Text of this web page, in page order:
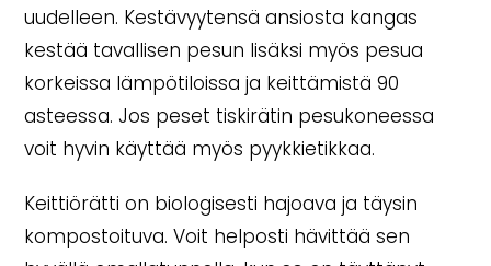
uudelleen. Kestävyytensä ansiosta kangas
kestää tavallisen pesun lisäksi myös pesua
korkeissa lämpötiloissa ja keittämistä 90
asteessa. Jos peset tiskirätin pesukoneessa
voit hyvin käyttää myös pyykkietikkaa.
Keittiörätti on biologisesti hajoava ja täysin
kompostoituva. Voit helposti hävittää sen